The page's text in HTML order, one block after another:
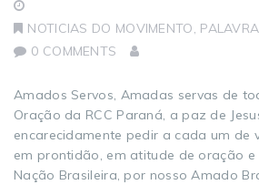
NOTICIAS DO MOVIMENTO,
0 COMMENTS
Amados Servos, Amadas servas de
Oração da RCC Paraná, a paz de
encarecidamente pedir a cada um de
em prontidão, em atitude de oração e
Nação Brasileira, por nosso Amado